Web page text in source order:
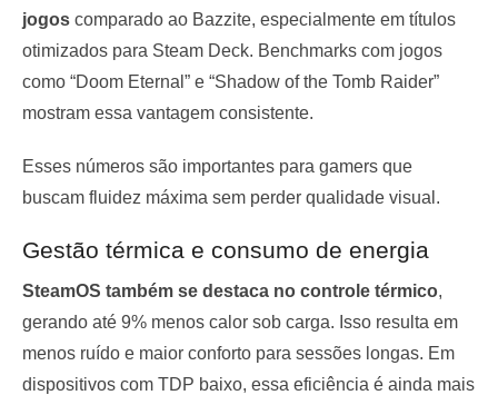
jogos comparado ao Bazzite, especialmente em títulos
otimizados para Steam Deck. Benchmarks com jogos
como “Doom Eternal” e “Shadow of the Tomb Raider”
mostram essa vantagem consistente.
Esses números são importantes para gamers que
buscam fluidez máxima sem perder qualidade visual.
Gestão térmica e consumo de energia
SteamOS também se destaca no controle térmico,
gerando até 9% menos calor sob carga. Isso resulta em
menos ruído e maior conforto para sessões longas. Em
dispositivos com TDP baixo, essa eficiência é ainda mais